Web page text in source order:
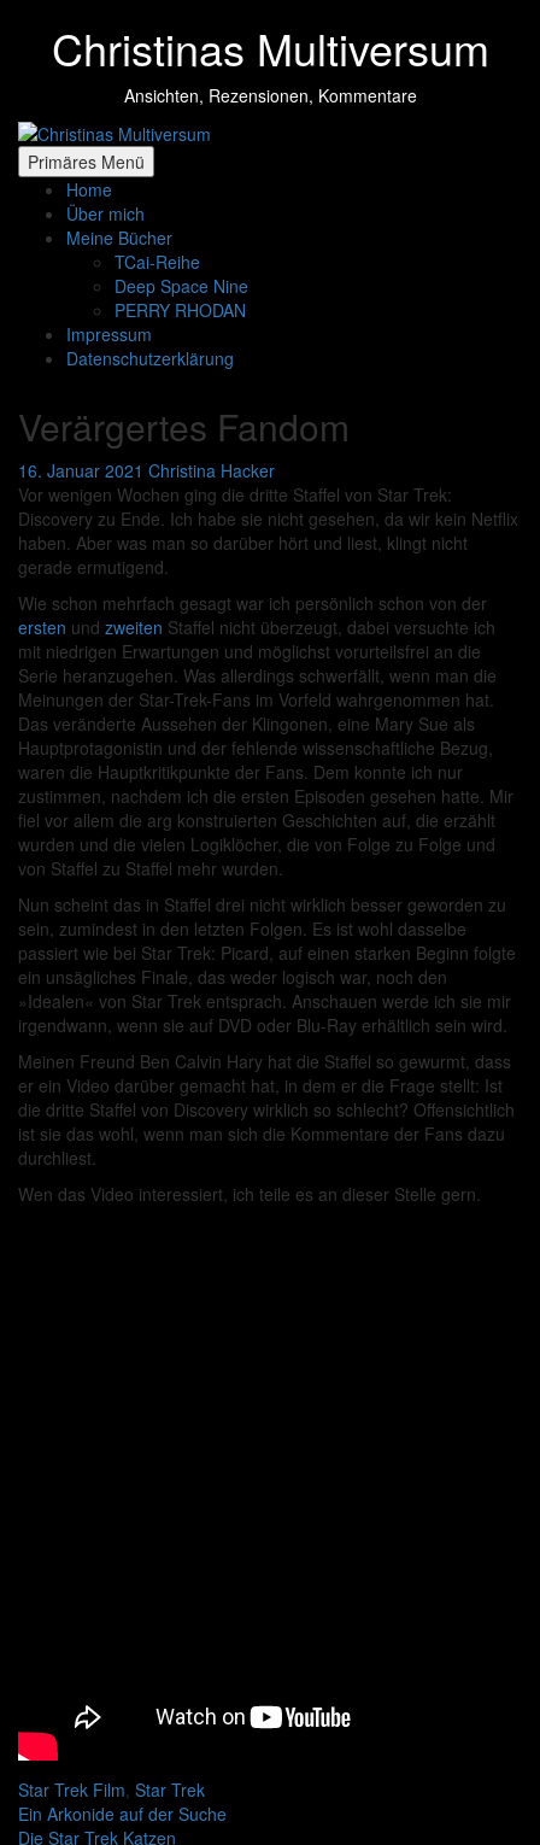
springenChristinas Multiversum
Ansichten, Rezensionen, Kommentare
Primäres Menü
Home
Über mich
Meine Bücher
TCai-Reihe
Deep Space Nine
PERRY RHODAN
Impressum
Datenschutzerklärung
Verärgertes Fandom
16. Januar 2021 Christina Hacker
Vor wenigen Wochen ging die dritte Staffel von Star Trek:
Discovery zu Ende. Ich habe sie nicht gesehen, da wir kein Netflix
haben. Aber was man so darüber hört und liest, klingt nicht
gerade ermutigend.
Wie schon mehrfach gesagt war ich persönlich schon von der
ersten und zweiten Staffel nicht überzeugt, dabei versuchte ich
mit niedrigen Erwartungen und möglichst vorurteilsfrei an die
Serie heranzugehen. Was allerdings schwerfällt, wenn man die
Meinungen der Star-Trek-Fans im Vorfeld wahrgenommen hat.
Das veränderte Aussehen der Klingonen, eine Mary Sue als
Hauptprotagonistin und der fehlende wissenschaftliche Bezug,
waren die Hauptkritikpunkte der Fans. Dem konnte ich nur
zustimmen, nachdem ich die ersten Episoden gesehen hatte. Mir
fiel vor allem die arg konstruierten Geschichten auf, die erzählt
wurden und die vielen Logiklöcher, die von Folge zu Folge und
von Staffel zu Staffel mehr wurden.
Nun scheint das in Staffel drei nicht wirklich besser geworden zu
sein, zumindest in den letzten Folgen. Es ist wohl dasselbe
passiert wie bei Star Trek: Picard, auf einen starken Beginn folgte
ein unsägliches Finale, das weder logisch war, noch den
»Idealen« von Star Trek entsprach. Anschauen werde ich sie mir
irgendwann, wenn sie auf DVD oder Blu-Ray erhältlich sein wird.
Meinen Freund Ben Calvin Hary hat die Staffel so gewurmt, dass
er ein Video darüber gemacht hat, in dem er die Frage stellt: Ist
die dritte Staffel von Discovery wirklich so schlecht? Offensichtlich
ist sie das wohl, wenn man sich die Kommentare der Fans dazu
durchliest.
Wen das Video interessiert, ich teile es an dieser Stelle gern.
Star Trek Film, Star Trek
Beitragsnavigation
Ein Arkonide auf der Suche
Die Star Trek Katzen